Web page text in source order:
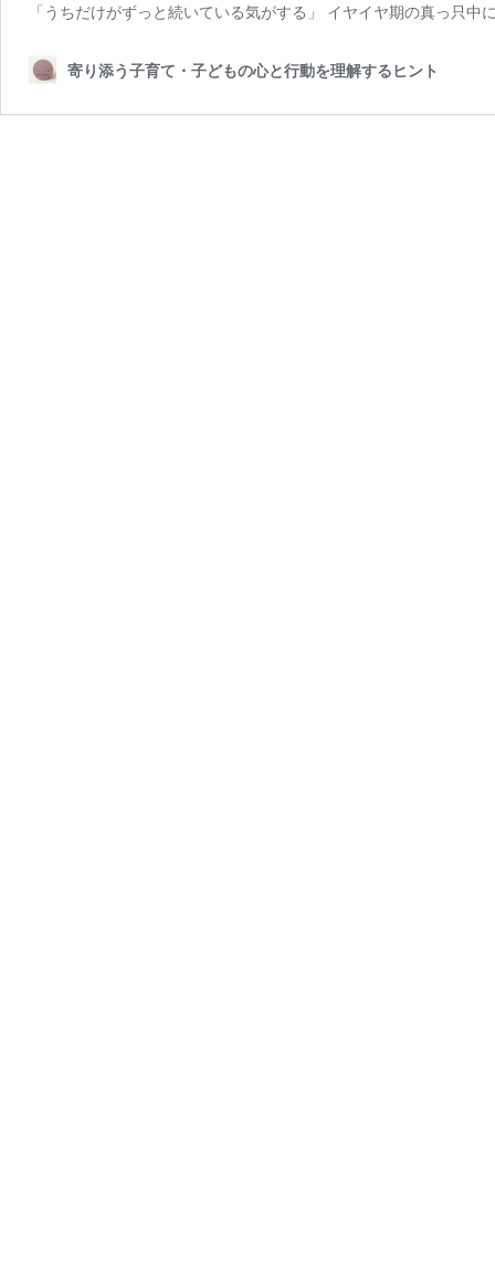
「うちだけがずっと続いている気がする」 イヤイヤ期の真っ只
寄り添う子育て・子どもの心と行動を理解するヒント